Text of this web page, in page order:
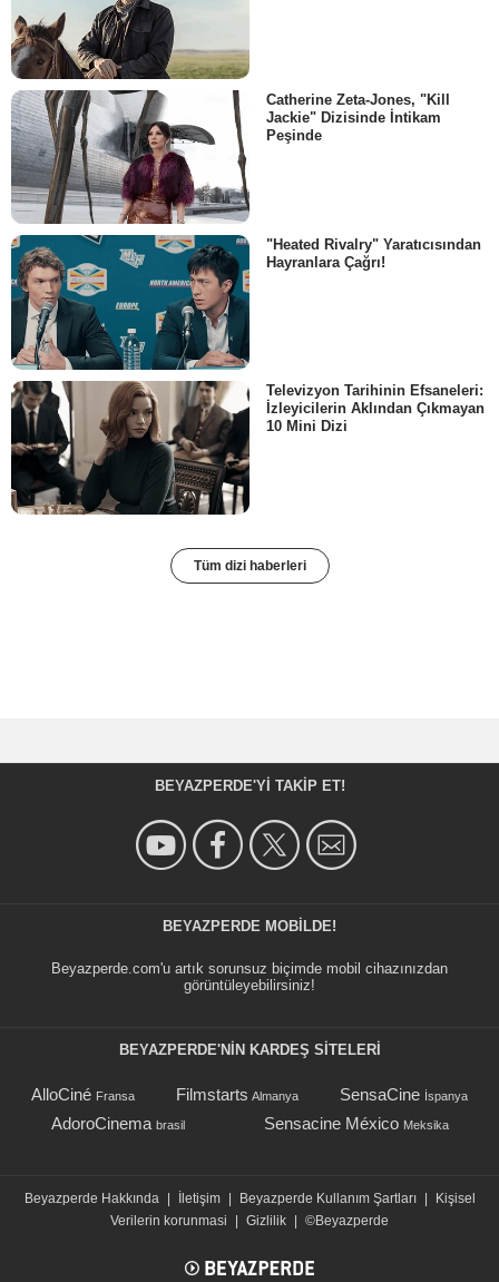
Catherine Zeta-Jones, "Kill
Jackie" Dizisinde İntikam
Peşinde
"Heated Rivalry" Yaratıcısından
Hayranlara Çağrı!
Televizyon Tarihinin Efsaneleri:
İzleyicilerin Aklından Çıkmayan
10 Mini Dizi
Tüm dizi haberleri
BEYAZPERDE'YI TAKIP ET!
BEYAZPERDE MOBILDE!
Beyazperde.com'u artık sorunsuz biçimde mobil cihazınızdan
görüntüleyebilirsiniz!
BEYAZPERDE'NIN KARDEŞ SİTELERİ
AlloCiné Fransa Filmstarts Almanya SensaCine İspanya
AdoroCinema brasil Sensacine México Meksika
Beyazperde Hakkında İletişim Beyazperde Kullanım Şartları
Kişisel
Verilerin korunmasi
Gizlilik ©Beyazperde